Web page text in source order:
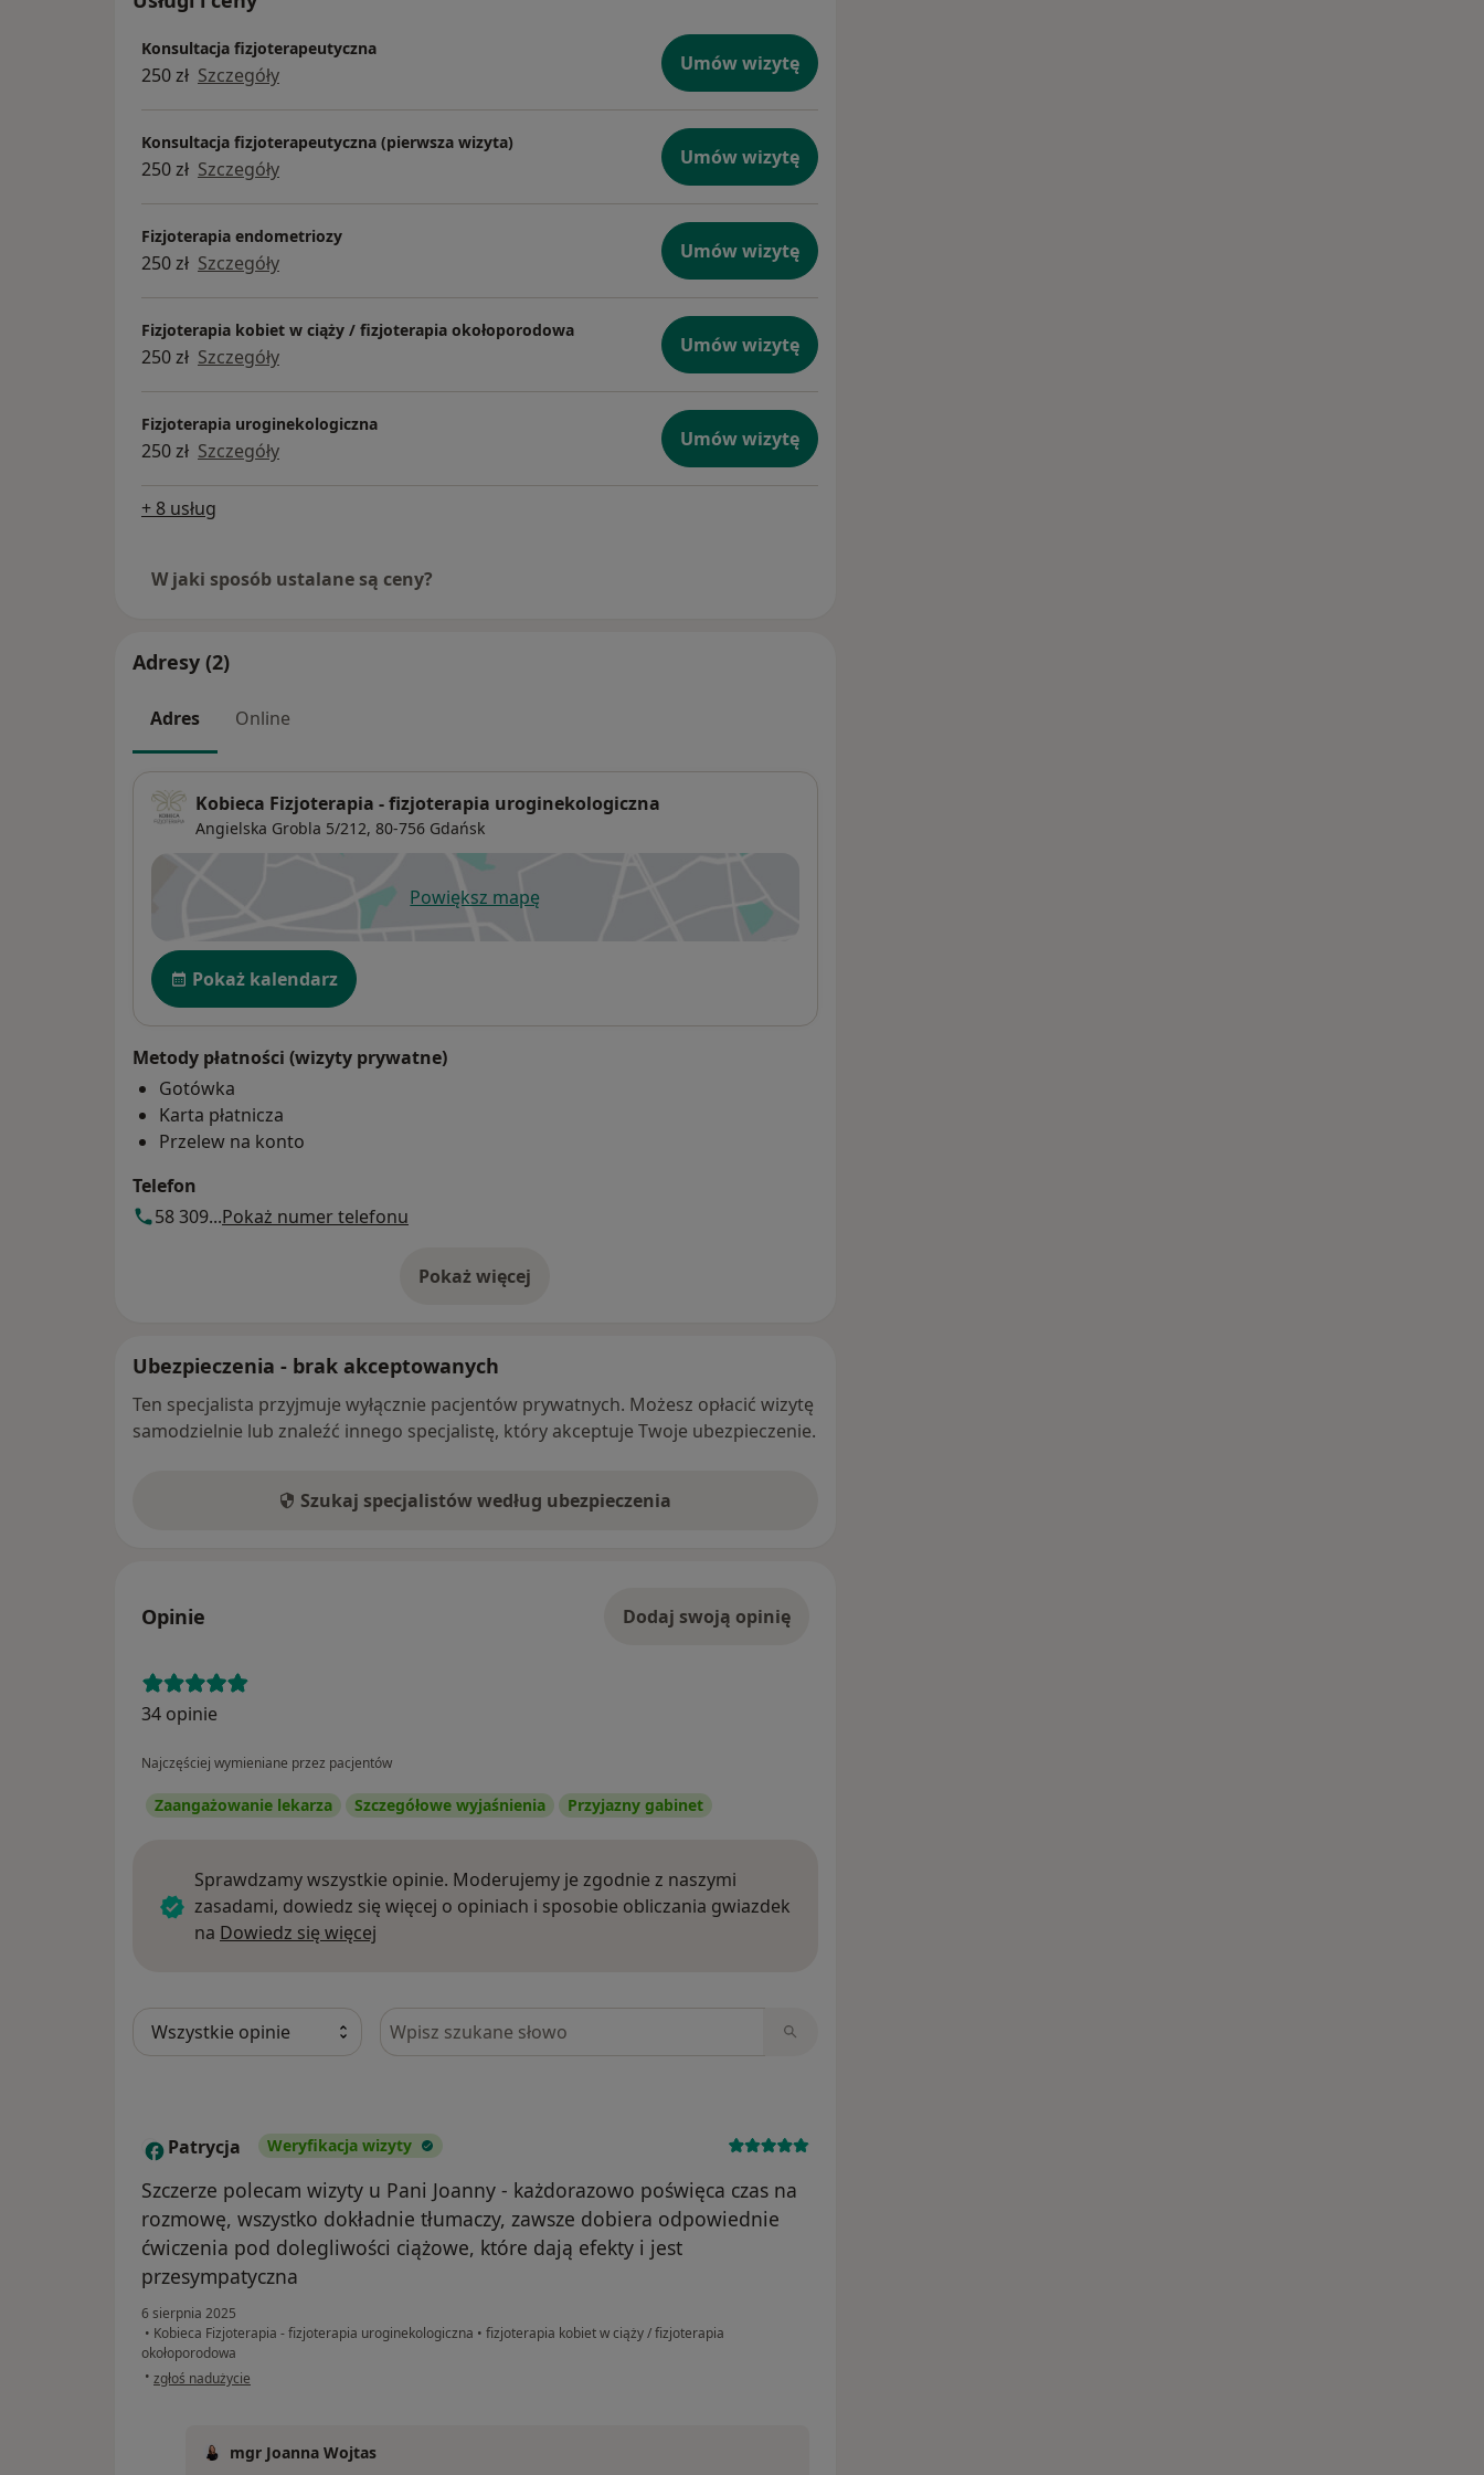
Konsultacja fizjoterapeutyczna
250 zł Szczegóły Umów wizytę
Konsultacja fizjoterapeutyczna (pierwsza wizyta)
250 zł Szczegóły Umów wizytę
Fizjoterapia endometriozy
250 zł Szczegóły Umów wizytę
Fizjoterapia kobiet w ciąży / fizjoterapia okołoporodowa
250 zł Szczegóły Umów wizytę
Fizjoterapia uroginekologiczna
250 zł Szczegóły Umów wizytę
+ 8 usług
W jaki sposób ustalane są ceny?
Adresy (2)
Adres Online
Kobieca Fizjoterapia - fizjoterapia uroginekologiczna
Angielska Grobla 5/212, 80-756 Gdańsk
Powiększ mapęotwiera się w nowej karcie
Dostępność
Pokaż kalendarz
Metody płatności (wizyty prywatne)
Gotówka
Karta płatnicza
Przelew na konto
Telefon
58 309...Pokaż numer telefonu
Pokaż więcej
o adresie
Ubezpieczenia - brak akceptowanych
Ten specjalista przyjmuje wyłącznie pacjentów prywatnych. Możesz opłacić wizytę
samodzielnie lub znaleźć innego specjalistę, który akceptuje Twoje ubezpieczenie.
Szukaj specjalistów według ubezpieczenia
Opinie Dodaj swoją opinię
34 opinie
Najczęściej wymieniane przez pacjentów
Zaangażowanie lekarza Szczegółowe wyjaśnienia Przyjazny gabinet
Sprawdzamy wszystkie opinie. Moderujemy je zgodnie z naszymi
zasadami, dowiedz się więcej o opiniach i sposobie obliczania gwiazdek
na Dowiedz się więcej
Szukaj w opiniach
P Patrycja Weryfikacja wizyty
Szczerze polecam wizyty u Pani Joanny - każdorazowo poświęca czas na
rozmowę, wszystko dokładnie tłumaczy, zawsze dobiera odpowiednie
ćwiczenia pod dolegliwości ciążowe, które dają efekty i jest
przesympatyczna
6 sierpnia 2025
• Kobieca Fizjoterapia - fizjoterapia uroginekologiczna • fizjoterapia kobiet w ciąży / fizjoterapia
okołoporodowa
• w opinii użytkownika Patrycja
zgłoś nadużycie
mgr Joanna Wojtas